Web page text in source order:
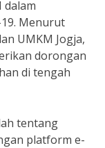
Menurut
UMKM Jogja,
dorongan
di tengah
tentang
platform e-